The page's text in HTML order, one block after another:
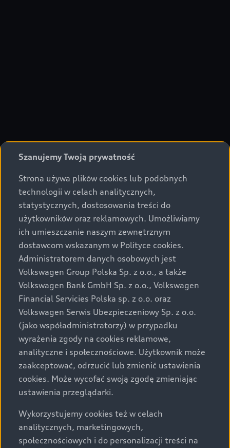
Szanujemy Twoją prywatność
Strona używa plików cookies lub podobnych
technologii w celach analitycznych,
statystycznych, dostosowania treści do
użytkowników oraz reklamowych. Umożliwiamy
ich umieszczanie naszym zewnętrznym
dostawcom wskazanym w Polityce cookies.
Administratorem danych osobowych jest
Volkswagen Group Polska Sp. z o.o., a także
Volkswagen Bank GmbH Sp. z o.o., Volkswagen
Financial Servicies Polska sp. z o.o. oraz
Volkswagen Serwis Ubezpieczeniowy Sp. z o.o.
(jako współadministratorzy) w przypadku
wyrażenia zgody na cookies reklamowe,
analityczne i społecznościowe. Użytkownik może
zaakceptować, odrzucić lub zmienić ustawienia
cookies. Może wycofać swoją zgodę zmieniając
ustawienia przeglądarki.
Wykorzystujemy cookies też w celach
analitycznych, marketingowych,
społecznościowych i do personalizacji treści na